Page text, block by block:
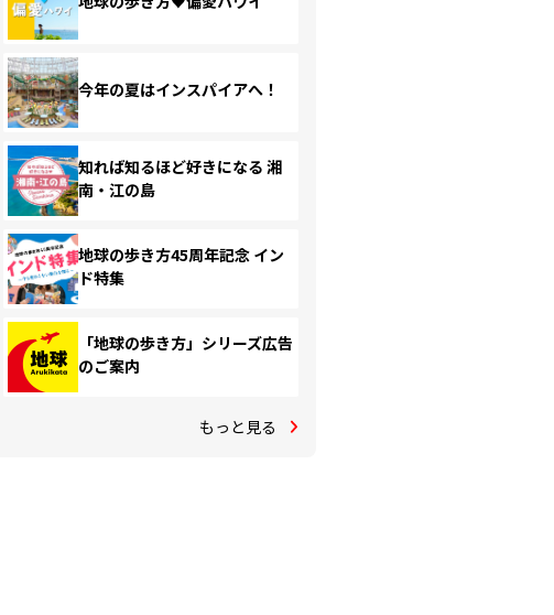
今年の夏はインスパイアへ！
知れば知るほど好きになる 湘
南・江の島
地球の歩き方45周年記念 イン
ド特集
「地球の歩き方」シリーズ広告
のご案内
もっと見る